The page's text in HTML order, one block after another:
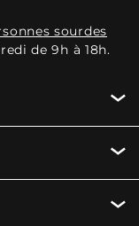
sourdes
de 9h à 18h.